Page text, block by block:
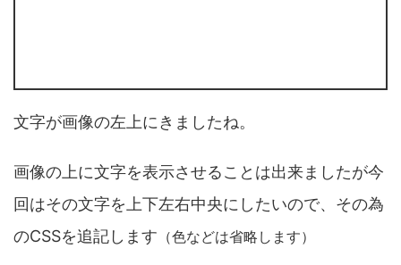
文字が画像の左上にきましたね。
画像の上に文字を表示させることは出来ましたが今
回はその文字を上下左右中央にしたいので、その為
のCSSを追記します （色などは省略します）